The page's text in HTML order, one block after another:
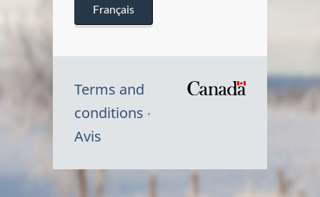
Français
Terms and
conditions
Avis
Symbole